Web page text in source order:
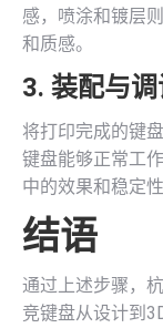
感，喷涂和镀层
和质感。
3. 装配与
将打印完成的键
键盘能够正常工
中的效果和稳定性
结语
通过上述步骤，
竞键盘从设计到